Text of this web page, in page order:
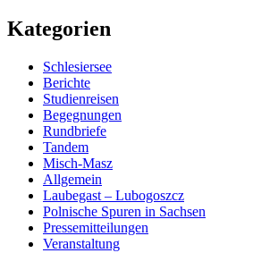
Kategorien
Schlesiersee
Berichte
Studienreisen
Begegnungen
Rundbriefe
Tandem
Misch-Masz
Allgemein
Laubegast – Lubogoszcz
Polnische Spuren in Sachsen
Pressemitteilungen
Veranstaltung